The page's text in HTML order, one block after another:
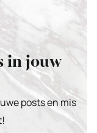
in jouw
posts en mis